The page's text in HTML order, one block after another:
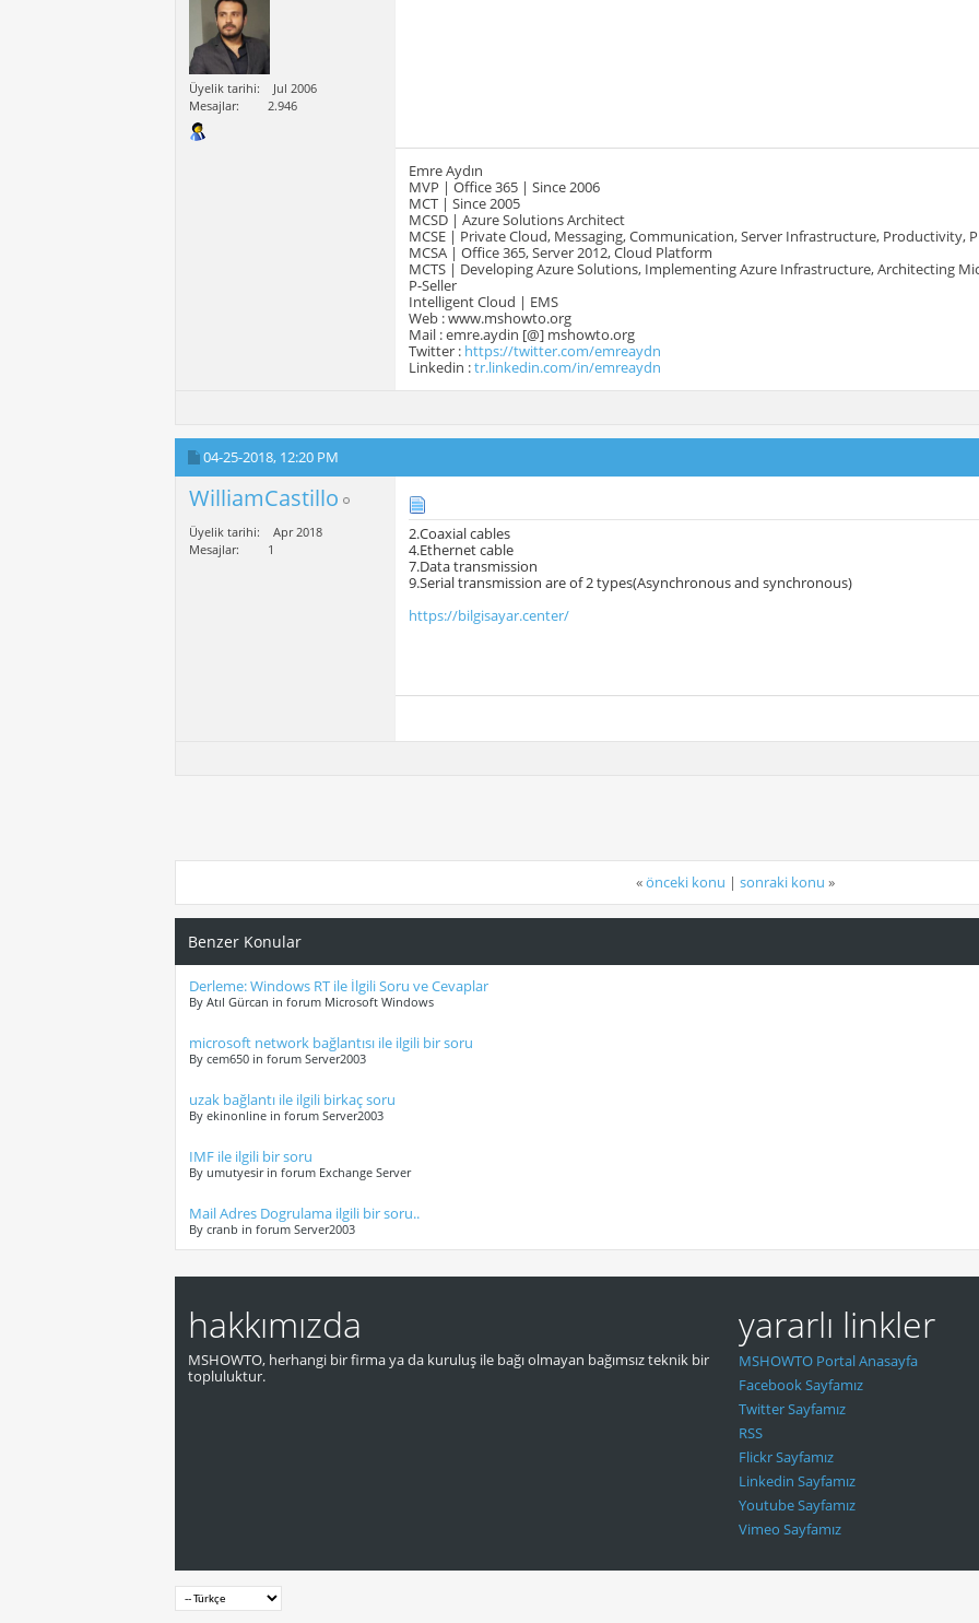
Üyelik tarihi
Jul 2006
Mesajlar
2.946
Emre Aydın
MVP | Office 365 | Since 2006
MCT | Since 2005
MCSD | Azure Solutions Architect
MCSE | Private Cloud, Messaging, Communication, Server Infrastructure, Productivity,
MCSA | Office 365, Server 2012, Cloud Platform
MCTS | Developing Azure Solutions, Implementing Azure Infrastructure, Architecting
P-Seller
Intelligent Cloud | EMS
Web : www.mshowto.org
Mail : emre.aydin [@] mshowto.org
Twitter : https://twitter.com/emreaydn
Linkedin :tr.linkedin.com/in/emreaydn
04-25-2018, 12:20 PM
WilliamCastillo
Üyelik tarihi
Apr 2018
Mesajlar
1
2.Coaxial cables
4.Ethernet cable
7.Data transmission
9.Serial transmission are of 2 types(Asynchronous and synchronous)
https://bilgisayar.center/
«önceki konu | sonraki konu »
Benzer Konular
Derleme: Windows RT ile İlgili Soru ve Cevaplar
By Atıl Gürcan in forum Microsoft Windows
microsoft network bağlantısı ile ilgili bir soru
By cem650 in forum Server2003
uzak bağlantı ile ilgili birkaç soru
By ekinonline in forum Server2003
IMF ile ilgili bir soru
By umutyesir in forum Exchange Server
Mail Adres Dogrulama ilgili bir soru..
By cranb in forum Server2003
hakkımızda
MSHOWTO, herhangi bir firma ya da kuruluş ile bağı olmayan bağımsız teknik bir
topluluktur.
yararlı linkler
MSHOWTO Portal Anasayfa
Facebook Sayfamız
Twitter Sayfamız
RSS
Flickr Sayfamız
Linkedin Sayfamız
Youtube Sayfamız
Vimeo Sayfamız